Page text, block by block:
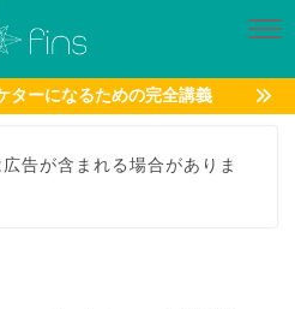
ターになるための完全講義
告が含まれる場合がありま